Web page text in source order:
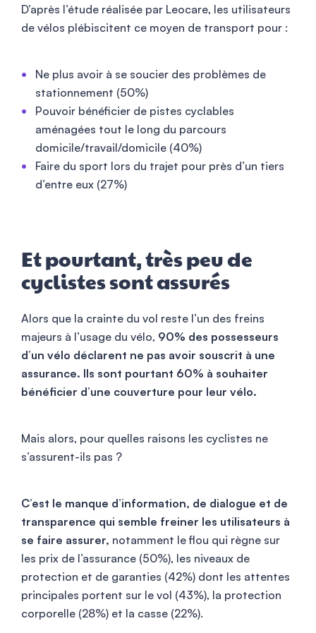
D’après l’étude réalisée par Leocare, les utilisateurs
de vélos plébiscitent ce moyen de transport pour :
Ne plus avoir à se soucier des problèmes de
stationnement (50%)
Pouvoir bénéficier de pistes cyclables
aménagées tout le long du parcours
domicile/travail/domicile (40%)
Faire du sport lors du trajet pour près d’un tiers
d’entre eux (27%)
Et pourtant, très peu de
cyclistes sont assurés
Alors que la crainte du vol reste l’un des freins
majeurs à l’usage du vélo, 90% des possesseurs
d’un vélo déclarent ne pas avoir souscrit à une
assurance. Ils sont pourtant 60% à souhaiter
bénéficier d’une couverture pour leur vélo.
Mais alors, pour quelles raisons les cyclistes ne
s’assurent-ils pas ?
C’est le manque d’information, de dialogue et de
transparence qui semble freiner les utilisateurs à
se faire assurer, notamment le flou qui règne sur
les prix de l’assurance (50%), les niveaux de
protection et de garanties (42%) dont les attentes
principales portent sur le vol (43%), la protection
corporelle (28%) et la casse (22%).